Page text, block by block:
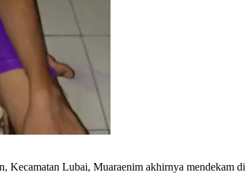
Kecamatan Lubai, Muaraenim akhirnya mendekam